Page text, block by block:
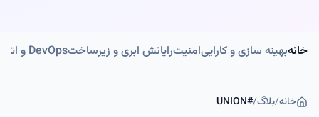
خانهبهینه سازی و کاراییامنیترایانش ابری و زیرساختDevOps و اتوماسیون
خانه/بلاگ/
#
UNION